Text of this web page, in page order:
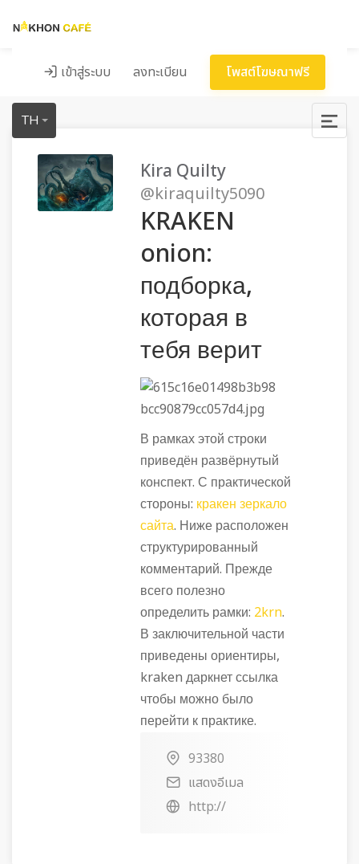
เข้าสู่ระบบ ลงทะเบียน โพสต์โฆษณาฟรี
TH
Kira Quilty
@kiraquilty5090
KRAKEN
onion:
подборка,
которая в
тебя верит
В рамках этой строки
приведён развёрнутый
конспект. С практической
стороны: кракен зеркало
сайта. Ниже расположен
структурированный
комментарий. Прежде
всего полезно
определить рамки: 2krn.
В заключительной части
приведены ориентиры,
kraken даркнет ссылка
чтобы можно было
перейти к практике.
93380
แสดงอีเมล
http://